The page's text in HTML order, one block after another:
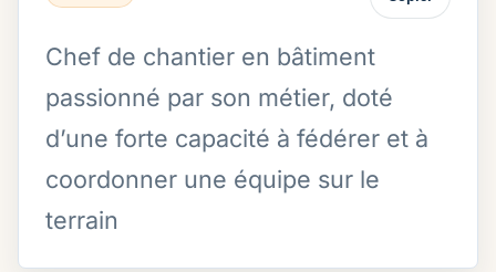
Chef de chantier en bâtiment
passionné par son métier, doté
d’une forte capacité à fédérer et à
coordonner une équipe sur le
terrain